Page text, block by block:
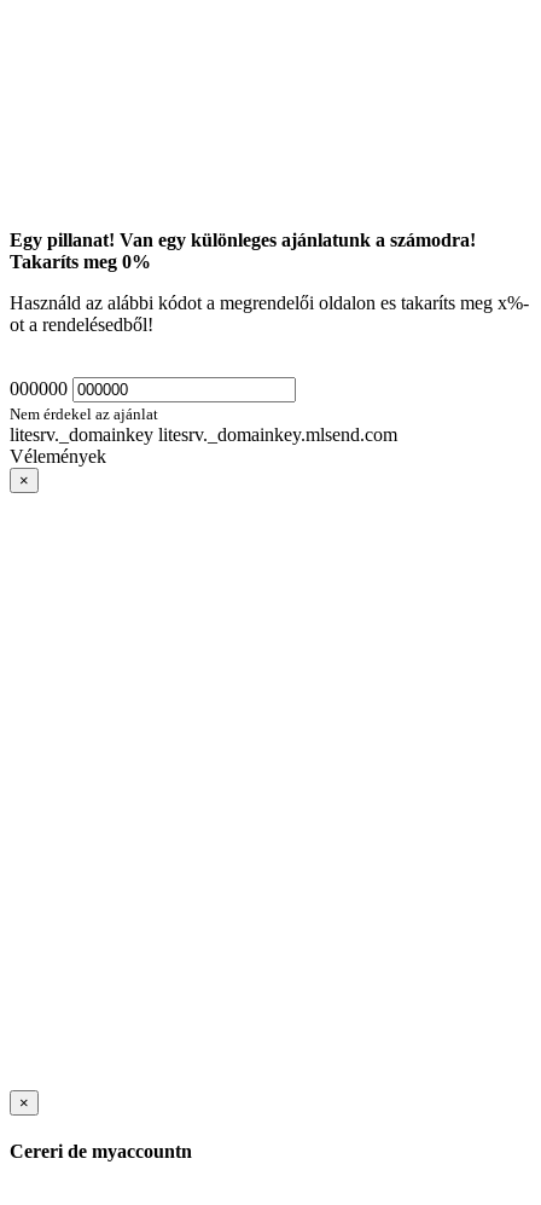
Egy pillanat! Van egy különleges ajánlatunk a számodra!
Takaríts meg 0%
Használd az alábbi kódot a megrendelői oldalon es takaríts meg x%-
ot a rendelésedből!
000000
Nem érdekel az ajánlat
litesrv._domainkey litesrv._domainkey.mlsend.com
Vélemények
×
×
Cereri de myaccountn